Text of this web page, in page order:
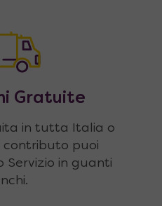
Gratuite
in tutta Italia o
contributo puoi
Servizio in guanti